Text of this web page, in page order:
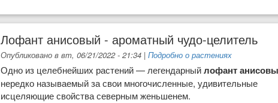
Лофант анисовый - ароматный чудо-целитель
Опубликовано в вт, 06/21/2022 - 21:34 | Подробно о растениях
Одно из целебнейших рас­тений — легендарныйлофант
нередко называе­мый за свои многочисленные, удивительные
исцеляющие свойства северным жень­шенем.